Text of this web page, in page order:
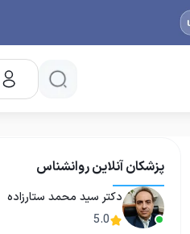
پزشکان آنلاین روانشناس
دکتر سید محمد ستارزاده
5.0